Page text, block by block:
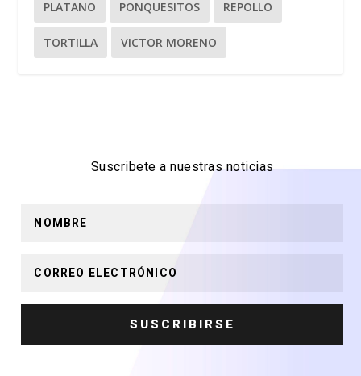
PLATANO PONQUESITOS REPOLLO
TORTILLA VICTOR MORENO
Suscribete a nuestras noticias
SUSCRIBIRSE